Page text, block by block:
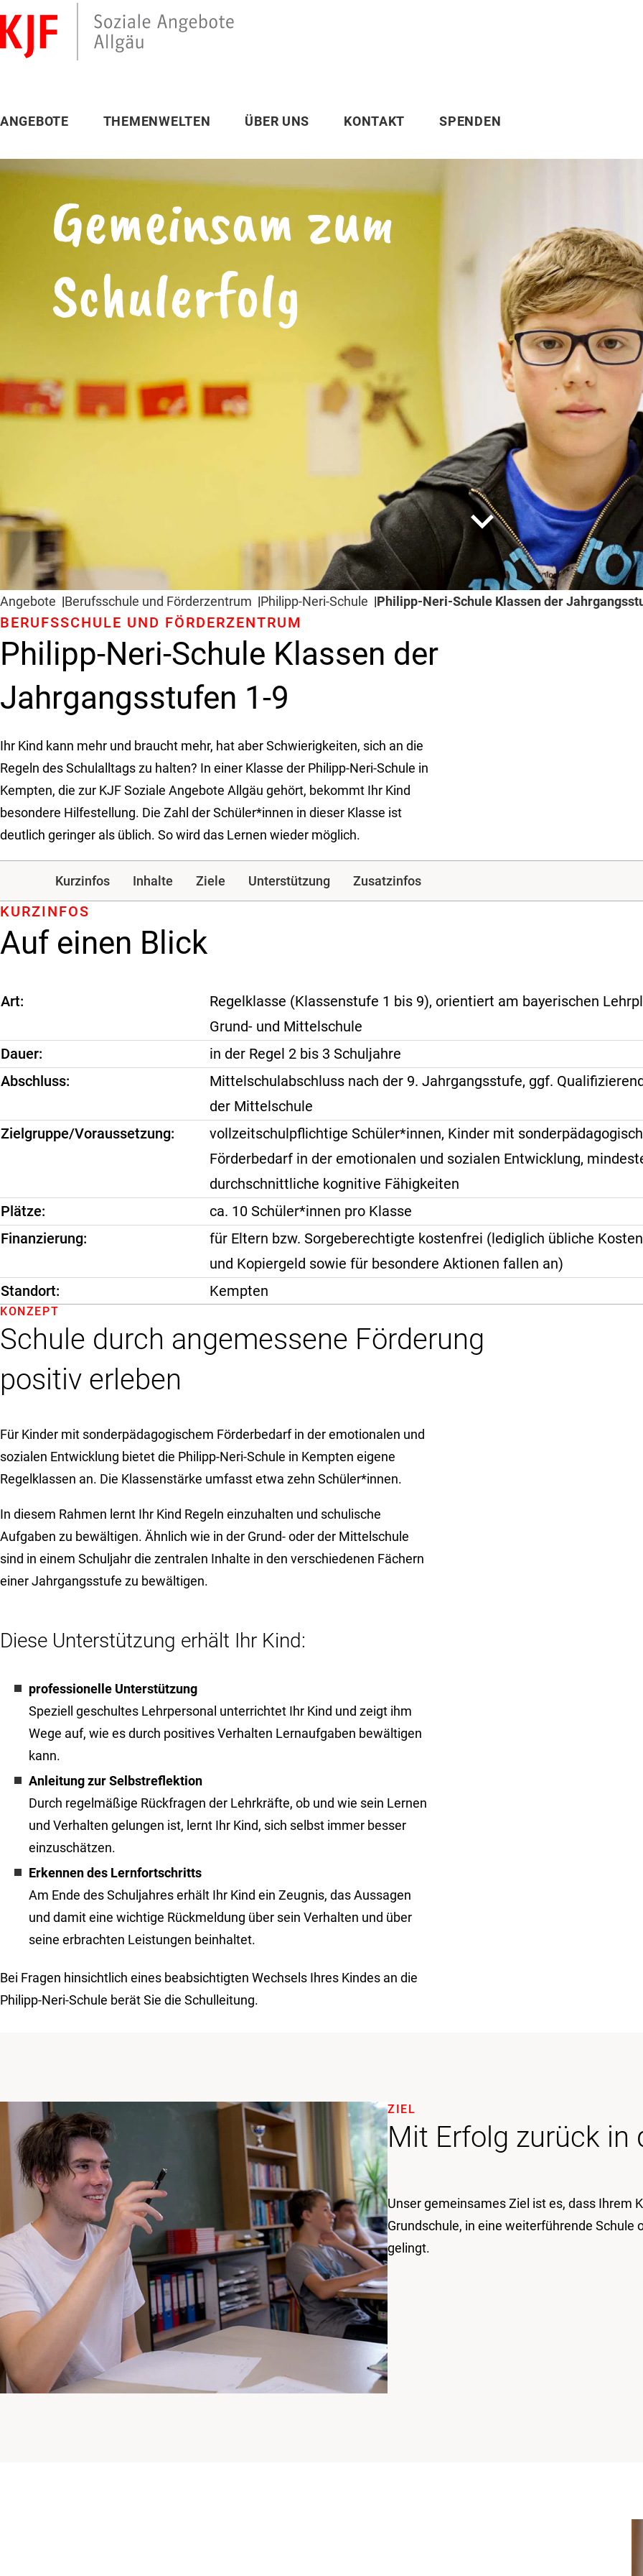
ANGEBOTE THEMENWELTEN ÜBER UNS KONTAKT SPENDEN
Gemeinsam zum
Schulerfolg
expand_more
Angebote Berufsschule und Förderzentrum Philipp-Neri-Schule Philipp-Neri-Schule Klassen der
Philipp-Neri-Schule Klassen der
Jahrgangsstufen 1-9
BERUFSSCHULE UND FÖRDERZENTRUM
Ihr Kind kann mehr und braucht mehr, hat aber Schwierigkeiten, sich an die
Regeln des Schulalltags zu halten? In einer Klasse der Philipp-Neri-Schule in
Kempten, die zur KJF Soziale Angebote Allgäu gehört, bekommt Ihr Kind
besondere Hilfestellung. Die Zahl der Schüler*innen in dieser Klasse ist
deutlich geringer als üblich. So wird das Lernen wieder möglich.
Kurzinfos Inhalte Ziele Unterstützung Zusatzinfos
Auf einen Blick
KURZINFOS
Art
Regelklasse (Klassenstufe 1 bis 9), orientiert am bayerischen
Grund- und Mittelschule
Dauer
in der Regel 2 bis 3 Schuljahre
Abschluss
Mittelschulabschluss nach der 9. Jahrgangsstufe, ggf.
der Mittelschule
Zielgruppe/Voraussetzung
vollzeitschulpflichtige Schüler*innen, Kinder mit
Förderbedarf in der emotionalen und sozialen Entwicklung,
durchschnittliche kognitive Fähigkeiten
Plätze
ca. 10 Schüler*innen pro Klasse
Finanzierung
für Eltern bzw. Sorgeberechtigte kostenfrei (lediglich übliche
und Kopiergeld sowie für besondere Aktionen fallen an)
Standort
Kempten
Schule durch angemessene Förderung
positiv erleben
KONZEPT
Für Kinder mit sonderpädagogischem Förderbedarf in der emotionalen und
sozialen Entwicklung bietet die Philipp-Neri-Schule in Kempten eigene
Regelklassen an. Die Klassenstärke umfasst etwa zehn Schüler*innen.
In diesem Rahmen lernt Ihr Kind Regeln einzuhalten und schulische
Aufgaben zu bewältigen. Ähnlich wie in der Grund- oder der Mittelschule
sind in einem Schuljahr die zentralen Inhalte in den verschiedenen Fächern
einer Jahrgangsstufe zu bewältigen.
Diese Unterstützung erhält Ihr Kind:
professionelle Unterstützung
Speziell geschultes Lehrpersonal unterrichtet Ihr Kind und zeigt ihm
Wege auf, wie es durch positives Verhalten Lernaufgaben bewältigen
kann.
Anleitung zur Selbstreflektion
Durch regelmäßige Rückfragen der Lehrkräfte, ob und wie sein Lernen
und Verhalten gelungen ist, lernt Ihr Kind, sich selbst immer besser
einzuschätzen.
Erkennen des Lernfortschritts
Am Ende des Schuljahres erhält Ihr Kind ein Zeugnis, das Aussagen
und damit eine wichtige Rückmeldung über sein Verhalten und über
seine erbrachten Leistungen beinhaltet.
Bei Fragen hinsichtlich eines beabsichtigten Wechsels Ihres Kindes an die
Philipp-Neri-Schule berät Sie die Schulleitung.
Mit Erfolg zurück in
ZIEL
Unser gemeinsames Ziel ist es, dass Ihrem
Grundschule, in eine weiterführende Schule
gelingt.